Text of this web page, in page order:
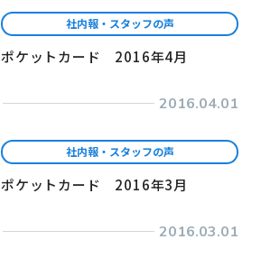
社内報・スタッフの声
ポケットカード 2016年4月
2016.04.01
社内報・スタッフの声
ポケットカード 2016年3月
2016.03.01